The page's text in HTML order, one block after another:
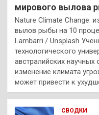
мирового вылова
Nature Climate Change:
вылов рыбы на 10
Lambarri / Unsplash
технологического
австралийских научных
изменение климата
может привести к
СВОДКИ